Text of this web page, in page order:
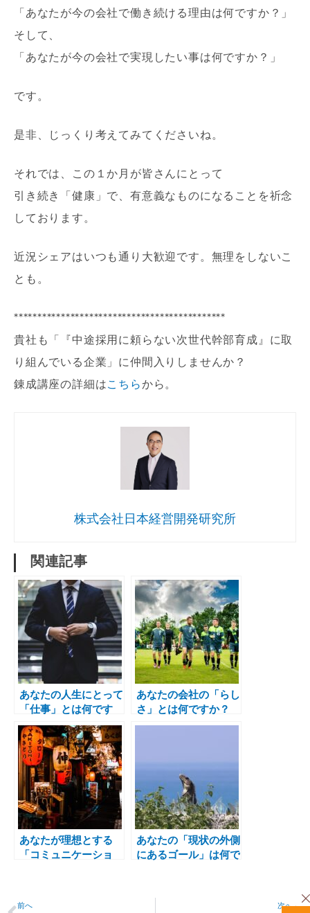
「あなたが今の会社で働き続ける理由は何ですか？」
そして、
「あなたが今の会社で実現したい事は何ですか？」
です。
是非、じっくり考えてみてくださいね。
それでは、この１か月が皆さんにとって
引き続き「健康」で、有意義なものになることを祈念
しております。
近況シェアはいつも通り大歓迎です。無理をしないこ
とも。
*********************************************
貴社も「『中途採用に頼らない次世代幹部育成』に取
り組んでいる企業」に仲間入りしませんか？
錬成講座の詳細はこちらから。
株式会社日本経営開発研究所
関連記事
あなたの人生にとって
「仕事」とは何です
か？
あなたの会社の「らし
さ」とは何ですか？
あなたが理想とする
「コミュニケーショ
あなたの「現状の外側
にあるゴール」は何で
Prev
前へ 次へ